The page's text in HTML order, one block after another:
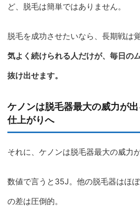
ど、脱毛は簡単ではありません。
脱毛を成功させたいなら、長期戦は
気よく続けられる人だけが、毎日の
抜け出せます。
ケノンは脱毛器最大の威力が出
仕上がりへ
それに、ケノンは脱毛器最大の威力が
数値で言うと35J。他の脱毛器はほ
の差は圧倒的。